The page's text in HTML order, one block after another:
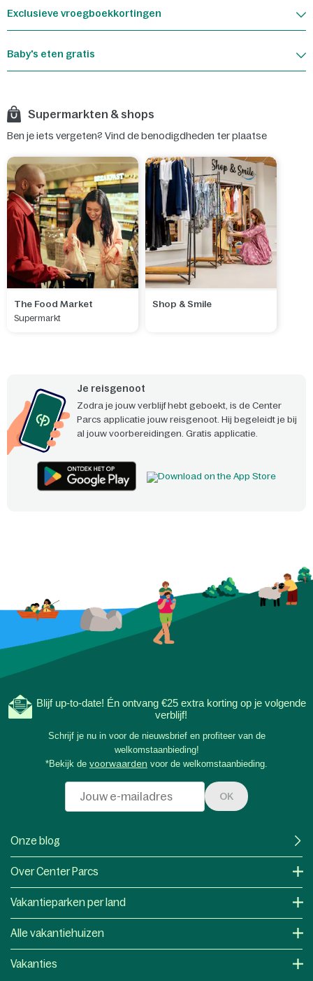
Exclusieve vroegboekkortingen
Baby's eten gratis
Supermarkten & shops
Ben je iets vergeten? Vind de benodigdheden ter plaatse
The Food Market
Supermarkt
Shop & Smile
Je reisgenoot
Zodra je jouw verblijf hebt geboekt, is de Center
Parcs applicatie jouw reisgenoot. Hij begeleidt je bij
al jouw voorbereidingen. Gratis applicatie.
Blijf up-to-date! Én ontvang €25 extra korting op je volgende
verblijf!
Schrijf je nu in voor de nieuwsbrief en profiteer van de
welkomstaanbieding!
*Bekijk de voorwaarden voor de welkomstaanbieding.
OK
Onze blog
Over Center Parcs
Vakantieparken per land
Alle vakantiehuizen
Vakanties